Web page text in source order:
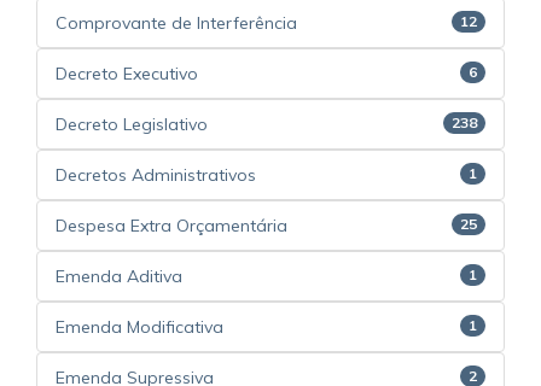
Comprovante de Interferência 12
Decreto Executivo 6
Decreto Legislativo 238
Decretos Administrativos 1
Despesa Extra Orçamentária 25
Emenda Aditiva 1
Emenda Modificativa 1
Emenda Supressiva 2